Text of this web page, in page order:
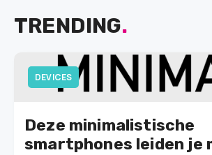
TRENDING.
DEVICES
Deze minimalistische
smartphones leiden je